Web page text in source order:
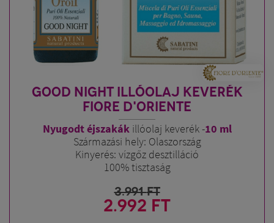
GOOD NIGHT ILLÓOLAJ KEVERÉK
FIORE D'ORIENTE
Nyugodt éjszakákillóolaj keverék -10 ml
Származási hely: Olaszország
Kinyerés: vízgőz desztilláció
100% tisztaság
3.991FT
2.992 FT